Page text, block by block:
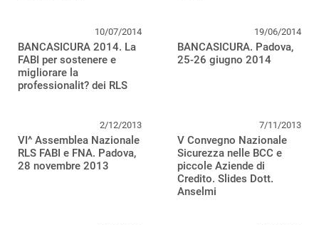
10/07/2014
BANCASICURA 2014. La
FABI per sostenere e
migliorare la
professionalit? dei RLS
19/06/2014
BANCASICURA. Padova,
25-26 giugno 2014
2/12/2013
VI^ Assemblea Nazionale
RLS FABI e FNA. Padova,
28 novembre 2013
7/11/2013
V Convegno Nazionale
Sicurezza nelle BCC e
piccole Aziende di
Credito. Slides Dott.
Anselmi